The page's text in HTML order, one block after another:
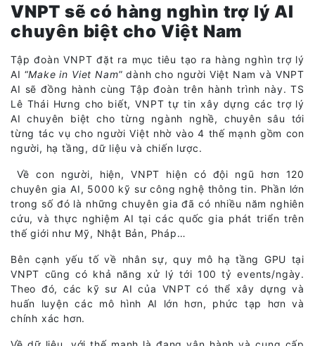
VNPT sẽ có hàng nghìn trợ lý AI
chuyên biệt cho Việt Nam
Tập đoàn VNPT đặt ra mục tiêu tạo ra hàng nghìn trợ lý
AI “Make in Viet Nam” dành cho người Việt Nam và VNPT
AI sẽ đồng hành cùng Tập đoàn trên hành trình này. TS
Lê Thái Hưng cho biết, VNPT tự tin xây dựng các trợ lý
AI chuyên biệt cho từng ngành nghề, chuyên sâu tới
từng tác vụ cho người Việt nhờ vào 4 thế mạnh gồm con
người, hạ tầng, dữ liệu và chiến lược.
Về con người, hiện, VNPT hiện có đội ngũ hơn 120
chuyên gia AI, 5000 kỹ sư công nghệ thông tin. Phần lớn
trong số đó là những chuyên gia đã có nhiều năm nghiên
cứu, và thực nghiệm AI tại các quốc gia phát triển trên
thế giới như Mỹ, Nhật Bản, Pháp…
Bên cạnh yếu tố về nhân sự, quy mô hạ tầng GPU tại
VNPT cũng có khả năng xử lý tới 100 tỷ events/ngày.
Theo đó, các kỹ sư AI của VNPT có thể xây dựng và
huấn luyện các mô hình AI lớn hơn, phức tạp hơn và
chính xác hơn.